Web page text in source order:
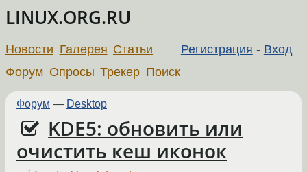
LINUX.ORG.RU
Регистрация - Вход
Новости Галерея Статьи
Форум Опросы Трекер Поиск
Форум — Desktop
KDE5: обновить или
очистить кеш иконок